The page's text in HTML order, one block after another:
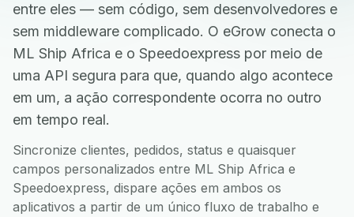
entre eles — sem código, sem desenvolvedores e
sem middleware complicado. O eGrow conecta o
ML Ship Africa e o Speedoexpress por meio de
uma API segura para que, quando algo acontece
em um, a ação correspondente ocorra no outro
em tempo real.
Sincronize clientes, pedidos, status e quaisquer
campos personalizados entre ML Ship Africa e
Speedoexpress, dispare ações em ambos os
aplicativos a partir de um único fluxo de trabalho e